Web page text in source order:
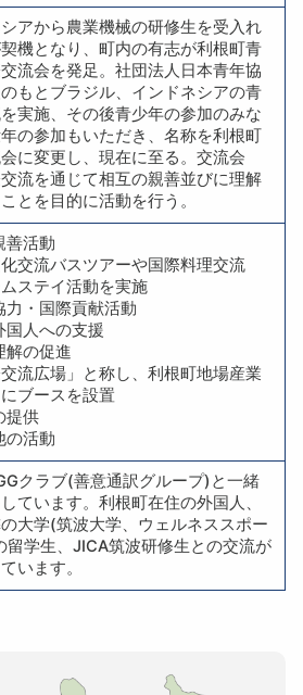
アから農業機械の研修生を受入れ
機となり、町内の有志が利根町青
流会を発足。社団法人日本青年協
もとブラジル、インドネシアの青
実施、その後青少年の参加のみな
の参加もいただき、名称を利根町
に変更し、現在に至る。交流会
流を通じて相互の親善並びに理解
とを目的に活動を行う。
活動
化交流バスツアーや国際料理交流
ステイ活動を実施
・国際貢献活動
人への支援
の促進
交流広場」と称し、利根町地場産業
ブースを設置
供
活動
クラブ(善意通訳グループ)と一緒
ています。利根町在住の外国人、
大学(筑波大学、ウェルネススポー
留学生、JICA筑波研修生との交流が
います。